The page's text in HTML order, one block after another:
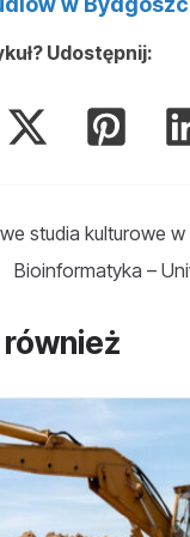
Udostępnij:
studia kulturowe w
Bioinformatyka –